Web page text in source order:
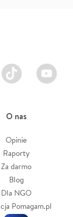
TikTok Youtube
O nas
Opinie
Raporty
Za darmo
Blog
Dla NGO
Pomagam.pl